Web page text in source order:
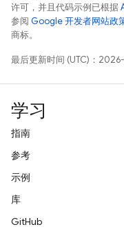
许可，并且代码示例已根据
参阅 Google 开发者网站政
商标。
最后更新时间 (UTC)：
学习
指南
参考
示例
库
GitHub